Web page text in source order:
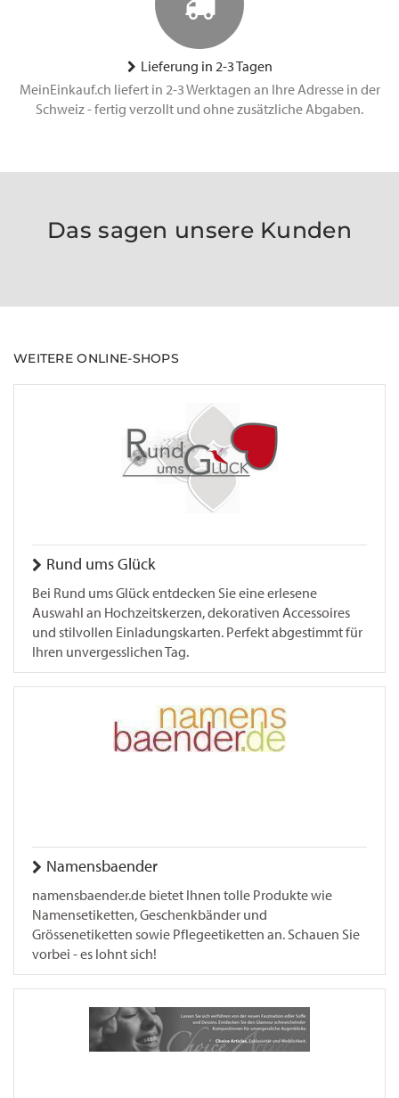
Lieferung in 2-3 Tagen
MeinEinkauf.ch liefert in 2-3 Werktagen an Ihre Adresse in der
Schweiz - fertig verzollt und ohne zusätzliche Abgaben.
Das sagen unsere Kunden
WEITERE ONLINE-SHOPS
Rund ums Glück
Bei Rund ums Glück entdecken Sie eine erlesene
Auswahl an Hochzeitskerzen, dekorativen Accessoires
und stilvollen Einladungskarten. Perfekt abgestimmt für
Ihren unvergesslichen Tag.
Namensbaender
namensbaender.de bietet Ihnen tolle Produkte wie
Namensetiketten, Geschenkbänder und
Grössenetiketten sowie Pflegeetiketten an. Schauen Sie
vorbei - es lohnt sich!